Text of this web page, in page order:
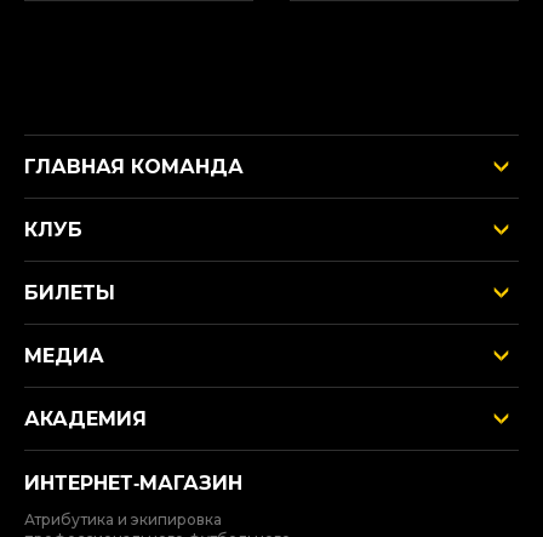
ГЛАВНАЯ КОМАНДА
КЛУБ
БИЛЕТЫ
МЕДИА
АКАДЕМИЯ
ИНТЕРНЕТ‑МАГАЗИН
Атрибутика и экипировка